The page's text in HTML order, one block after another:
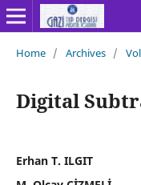
Home / Archives /
Digital
Erhan T. ILGIT